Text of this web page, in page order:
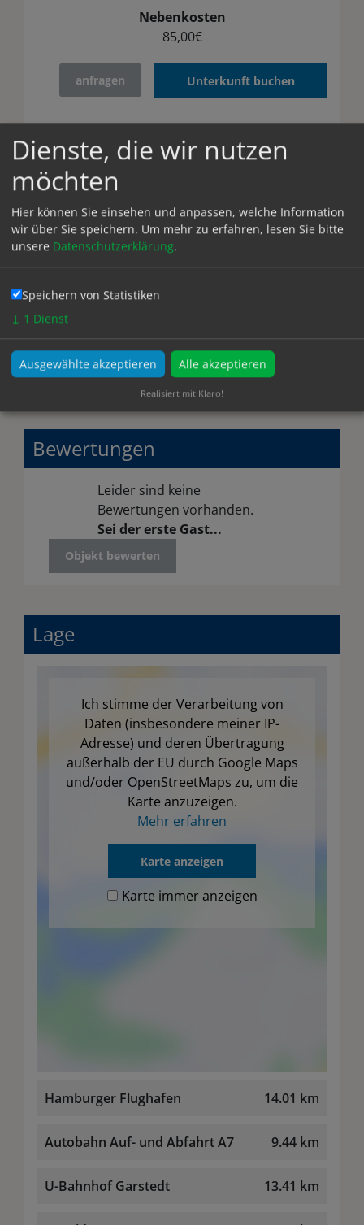
Nebenkosten
85,00€
Unterkunft buchen
anfragen
Preisrechner
An- Abreise
buchen
anfragen
Bewertungen
Leider sind keine
Bewertungen vorhanden.
Sei der erste Gast...
Objekt bewerten
Lage
Ich stimme der Verarbeitung von
Daten (insbesondere meiner IP-
Adresse) und deren Übertragung
außerhalb der EU durch Google Maps
und/oder OpenStreetMaps zu, um die
Karte anzuzeigen.
Mehr erfahren
Karte anzeigen
Karte immer anzeigen
Hamburger Flughafen 14.01 km
Autobahn Auf- und Abfahrt A7 9.44 km
U-Bahnhof Garstedt 13.41 km
Dienste, die wir nutzen
möchten
Hier können Sie einsehen und anpassen, welche Information
wir über Sie speichern. Um mehr zu erfahren, lesen Sie bitte
unsere Datenschutzerklärung.
Speichern von Statistiken
↓ 1 Dienst
Ausgewählte akzeptieren Alle akzeptieren
Realisiert mit Klaro!